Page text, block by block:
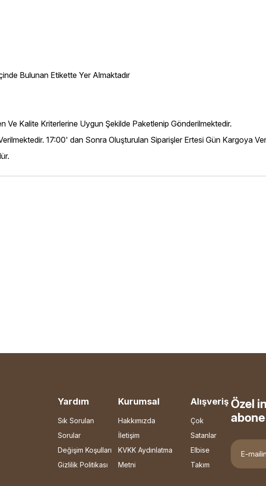
Bulunan Etikette Yer Almaktadır
Ve Kalite Kriterlerine Uygun Şekilde Paketlenip Gönderilmektedir.
17:00' dan Sonra Oluşturulan Siparişler Ertesi Gün Kargoya
Yardım
Sık Sorulan
Sorular
Değişim Koşulları
Gizlilik Politikası
Kurumsal
Hakkımızda
İletişim
KVKK Aydınlatma
Metni
Alışveriş
Çok
Satanlar
Elbise
Takım
Özel